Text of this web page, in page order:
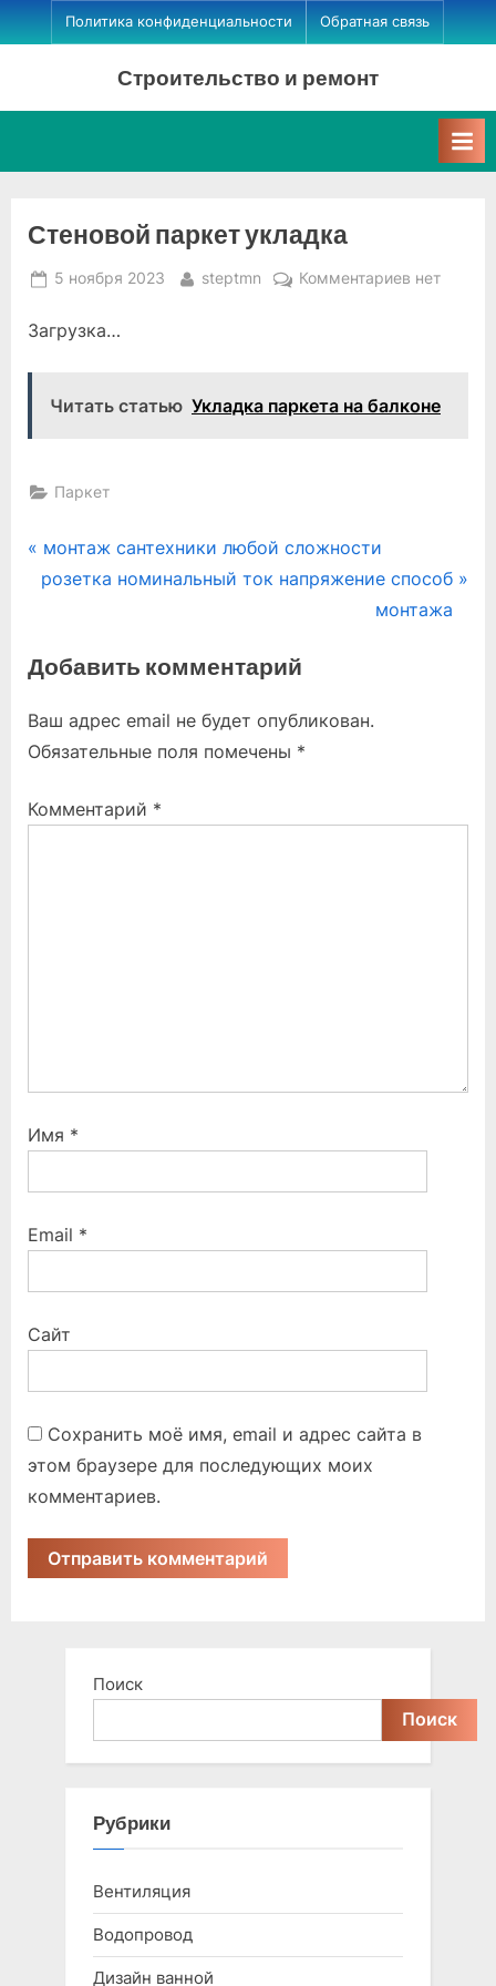
Skip
to
Политика конфиденциальности Обратная связь
Строительство и ремонт
Стеновой паркет укладка
Posted
5 ноября 2023 By
steptmn Комментариевкнет
Загрузка…
Читать статью Укладка паркета на балконе
Паркет
Навигация
по
P
r
i
u
s
o
монтаж сантехники любой сложности
N
t
o
s
:
розетка номинальный ток напряжение способ
монтажа
Добавить комментарий
Ваш адрес email не будет опубликован.
Обязательные поля помечены *
Комментарий *
Имя *
Email *
Сайт
Сохранить моё имя, email и адрес сайта в
этом браузере для последующих моих
комментариев.
Поиск
Поиск
Рубрики
Вентиляция
Водопровод
Дизайн ванной